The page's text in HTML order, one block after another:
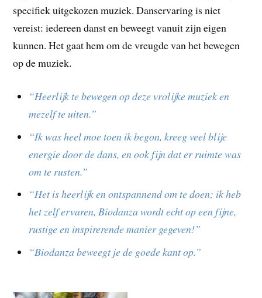
specifiek uitgekozen muziek. Danservaring is niet
vereist: iedereen danst en beweegt vanuit zijn eigen
kunnen. Het gaat hem om de vreugde van het bewegen
op de muziek.
“Heerlijk te bewegen op deze vrolijke muziek en
mezelf te uiten.”
“Ik was heel moe toen ik begon, kreeg veel blije
energie door de dans, en ook fijn dat er ruimte was
om te rusten.”
“Het is heerlijk en ontspannend om te doen; ik heb
het zelf ervaren, Biodanza wordt echt op een fijne,
rustige en inspirerende manier gegeven!”
“Biodanza beweegt je de goede kant op.”